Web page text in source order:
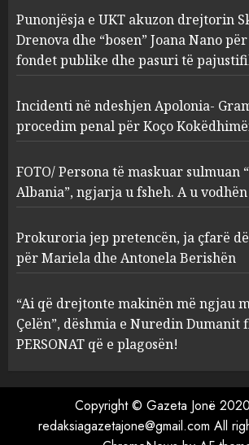
2
Apolonia-
procedim penal
Kokëdhimën
MARCH 27, 2025
3
FOTO/ Persona
sulmuan “One
ngjarja u fsheh.
serverat?
MARCH 25, 2025
4
Prokuroria jep
çfarë dënimi
Berishën
MARCH 25, 2025
ngjau me Talo
dëshmia e
flet për
Punonjësja e UKT akuzon drejtorin
Drenova dhe “bosen” Joana Nano
fondet publike dhe pasuri të
Incidenti në ndeshjen Apolonia-
procedim penal për Koço
FOTO/ Persona të maskuar sulmuan
Albania”, ngjarja u fsheh. A u
Prokuroria jep pretencën, ja çfarë
për Mariela dhe Antonela Berishën
“Ai që drejtonte makinën më ngjau
Çelën”, dëshmia e Nuredin Dumanit
PERSONAT që e plagosën!
Copyright © Gazeta Jonë
redaksiagazetajone@gmail.com All